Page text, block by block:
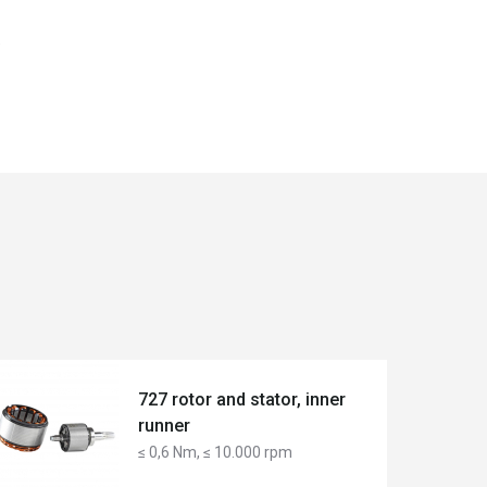
727 rotor and stator, inner
runner
≤ 0,6 Nm, ≤ 10.000 rpm